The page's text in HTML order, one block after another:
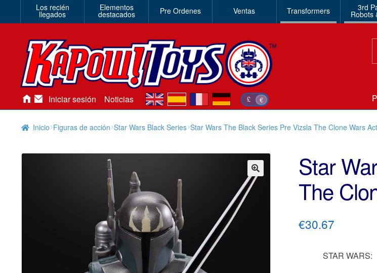
Los recién
llegados
Elementos
destacados Pre Ordenes Ventas Transformers 3rd
Robots
Iniciar sesión Noticias £ €
en es de
Inicio Figuras de acción Star Wars Black Series Star Wars The Black Series Pre Vizsla The Clone Wars
🔍
Star
The
€30.67
STAR WARS: